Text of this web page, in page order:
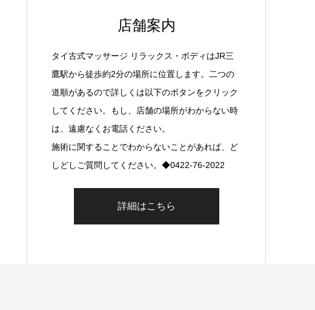
店舗案内
タイ古式マッサージ リラックス・ボディはJR三
鷹駅から徒歩約2分の場所に位置します。二つの
道順があるので詳しくは以下のボタンをクリック
してください。もし、店舗の場所がわからない時
は、遠慮なくお電話ください。
施術に関することでわからないことがあれば、ど
しどしご質問してください。◆0422-76-2022
詳細はこちら